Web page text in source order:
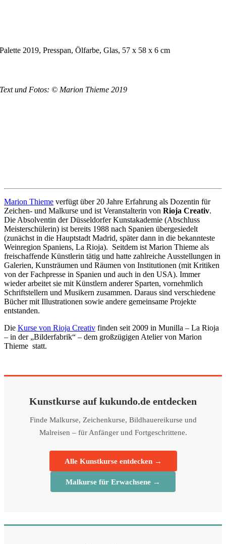
Palette 2019, Presspan, Ölfarbe, Glas, 57 x 58 x 6 cm
Text und Fotos: © Marion Thieme 2019
Marion Thieme verfügt über 20 Jahre Erfahrung als Dozentin für
Zeichen- und Malkurse und ist Veranstalterin von Rioja Creativ.
Die Absolventin der Düsseldorfer Kunstakademie (Abschluss
Meisterschülerin) ist bereits 1988 nach Spanien übergesiedelt
(zunächst in die Hauptstadt Madrid, später dann in die bekannteste
Weinregion Spaniens, La Rioja). Seitdem ist Marion Thieme als
freischaffende Künstlerin tätig und hatte zahlreiche Ausstellungen in
Galerien, Kunsträumen und Räumen von Institutionen (mit Kritiken
von der Fachpresse in Spanien und auch in den USA). Immer
wieder arbeitet sie mit Künstlern anderer Sparten, vornehmlich
Schriftstellern und Musikern zusammen. Daraus sind verschiedene
Bücher mit Illustrationen sowie andere gemeinsame Projekte
entstanden.
Die Kurse von Rioja Creativ finden seit 2009 in Munilla – La Rioja
– in der „Bilderfabrik“ – dem großzügigen Atelier von Marion
Thieme statt.
Kunstkurse auf kukundo.de entdecken
Finde Malkurse, Zeichenkurse, Bildhauereikurse und
Malreisen – für Anfänger und Fortgeschrittene.
Alle Kunstkurse entdecken →
Malkurse für Erwachsene →